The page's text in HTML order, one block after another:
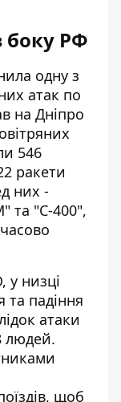
боку РФ
одну з
атак по
на Дніпро
546
ракети
них -
та "С-400",
низці
та падіння
атаки
людей.
, щоб